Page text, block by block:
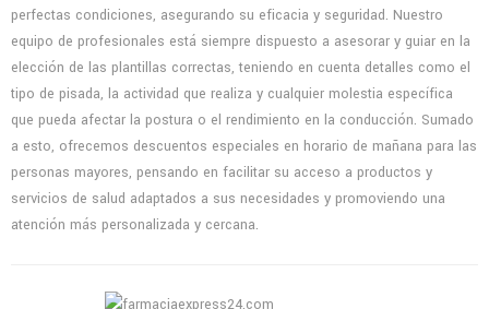
perfectas condiciones, asegurando su eficacia y seguridad. Nuestro
equipo de profesionales está siempre dispuesto a asesorar y guiar en la
elección de las plantillas correctas, teniendo en cuenta detalles como el
tipo de pisada, la actividad que realiza y cualquier molestia específica
que pueda afectar la postura o el rendimiento en la conducción. Sumado
a esto, ofrecemos descuentos especiales en horario de mañana para las
personas mayores, pensando en facilitar su acceso a productos y
servicios de salud adaptados a sus necesidades y promoviendo una
atención más personalizada y cercana.